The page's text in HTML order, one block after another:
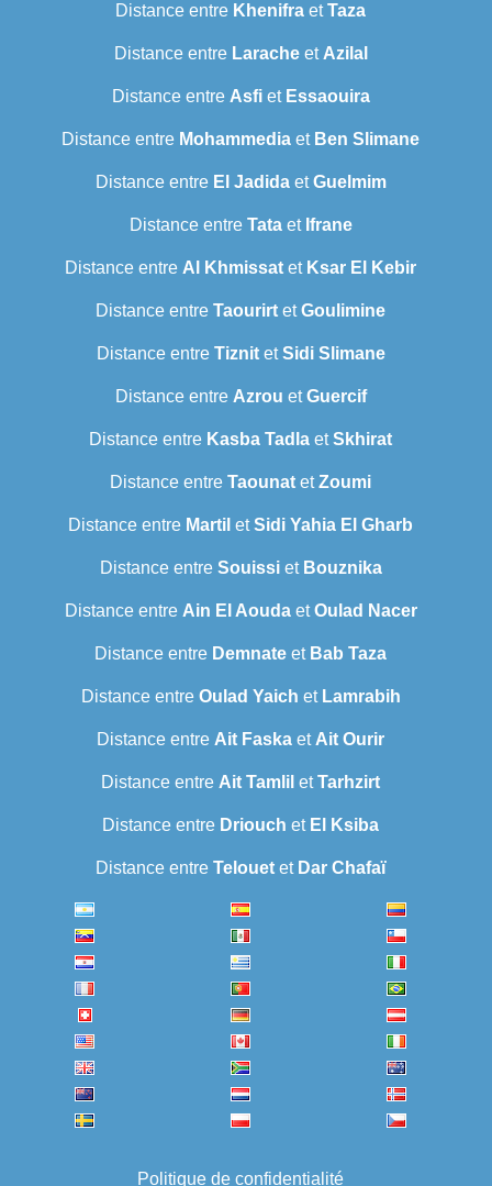
Distance entre Khenifra etTaza
Distance entre Laracheet Azilal
Distance entre Asfiet Essaouira
Distance entre Mohammedia et Ben Slimane
Distance entre El JadidaetGuelmim
Distance entre Tataet Ifrane
Distance entre Al Khmissat et Ksar El Kebir
Distance entre Taourirt etGoulimine
Distance entre TiznitetSidi Slimane
Distance entre Azrou etGuercif
Distance entre Kasba Tadla etSkhirat
Distance entre Taounat etZoumi
Distance entre Martil etSidi Yahia El Gharb
Distance entre Souissiet Bouznika
Distance entre Ain El AoudaetOulad Nacer
Distance entre Demnate et Bab Taza
Distance entre Oulad Yaich et Lamrabih
Distance entre Ait Faska et Ait Ourir
Distance entre Ait Tamlil etTarhzirt
Distance entre Driouch et El Ksiba
Distance entre Telouet et Dar Chafaï
Politique de confidentialité